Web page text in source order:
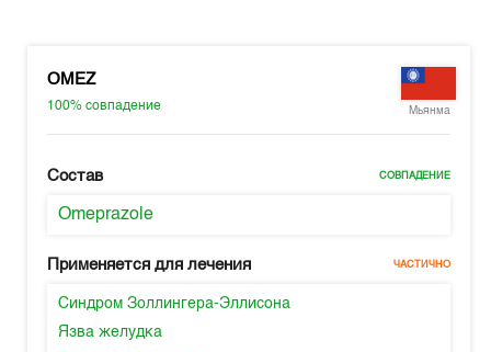
OMEZ
100%совпадение Мьянма
Состав СОВПАДЕНИЕ
Omeprazole
Применяется для лечения ЧАСТИЧНО
Синдром Золлингера-Эллисона
Язва желудка